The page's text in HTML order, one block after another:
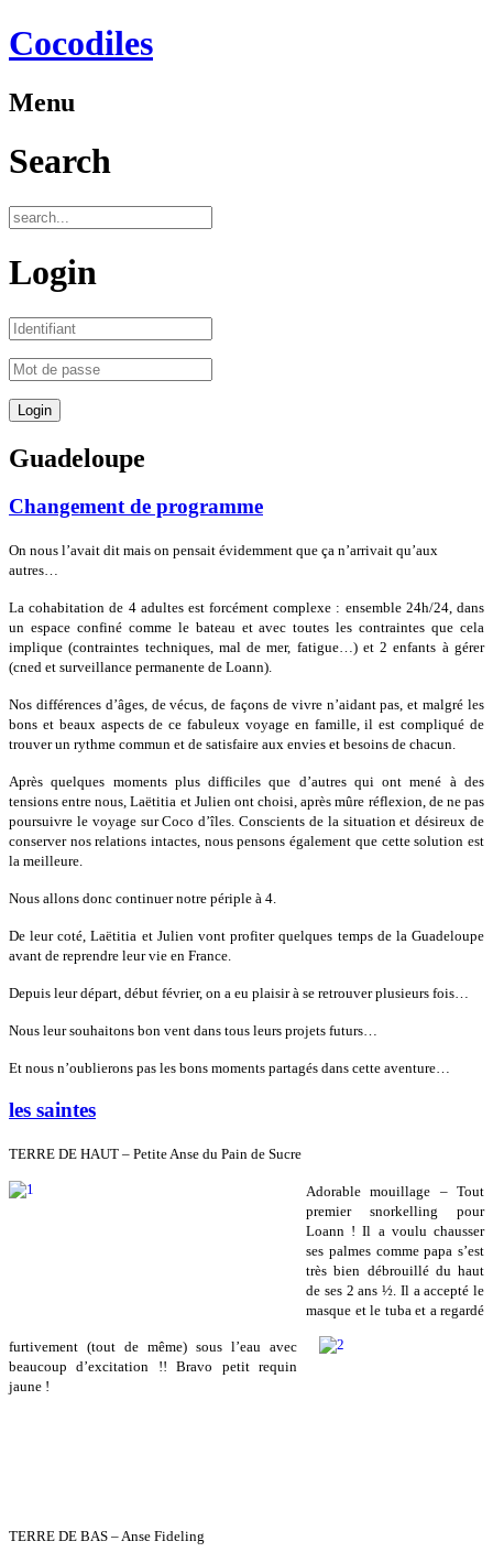
Cocodiles
Menu
Search
Login
Guadeloupe
Changement de programme
On nous l’avait dit mais on pensait évidemment que ça n’arrivait qu’aux
autres…
La cohabitation de 4 adultes est forcément complexe : ensemble 24h/24, dans
un espace confiné comme le bateau et avec toutes les contraintes que cela
implique (contraintes techniques, mal de mer, fatigue…) et 2 enfants à gérer
(cned et surveillance permanente de Loann).
Nos différences d’âges, de vécus, de façons de vivre n’aidant pas, et malgré les
bons et beaux aspects de ce fabuleux voyage en famille, il est compliqué de
trouver un rythme commun et de satisfaire aux envies et besoins de chacun.
Après quelques moments plus difficiles que d’autres qui ont mené à des
tensions entre nous, Laëtitia et Julien ont choisi, après mûre réflexion, de ne pas
poursuivre le voyage sur Coco d’îles. Conscients de la situation et désireux de
conserver nos relations intactes, nous pensons également que cette solution est
la meilleure.
Nous allons donc continuer notre périple à 4.
De leur coté, Laëtitia et Julien vont profiter quelques temps de la Guadeloupe
avant de reprendre leur vie en France.
Depuis leur départ, début février, on a eu plaisir à se retrouver plusieurs fois…
Nous leur souhaitons bon vent dans tous leurs projets futurs…
Et nous n’oublierons pas les bons moments partagés dans cette aventure…
les saintes
TERRE DE HAUT – Petite Anse du Pain de Sucre
Adorable mouillage – Tout
premier snorkelling pour
Loann ! Il a voulu chausser
ses palmes comme papa s’est
très bien débrouillé du haut
de ses 2 ans ½. Il a accepté le
masque et le tuba et a regardé
furtivement (tout de même) sous l’eau avec
beaucoup d’excitation !! Bravo petit requin
jaune !
TERRE DE BAS – Anse Fideling